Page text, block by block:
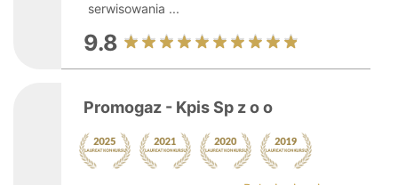
serwisowania ...
9.8
Promogaz - Kpis Sp z o o